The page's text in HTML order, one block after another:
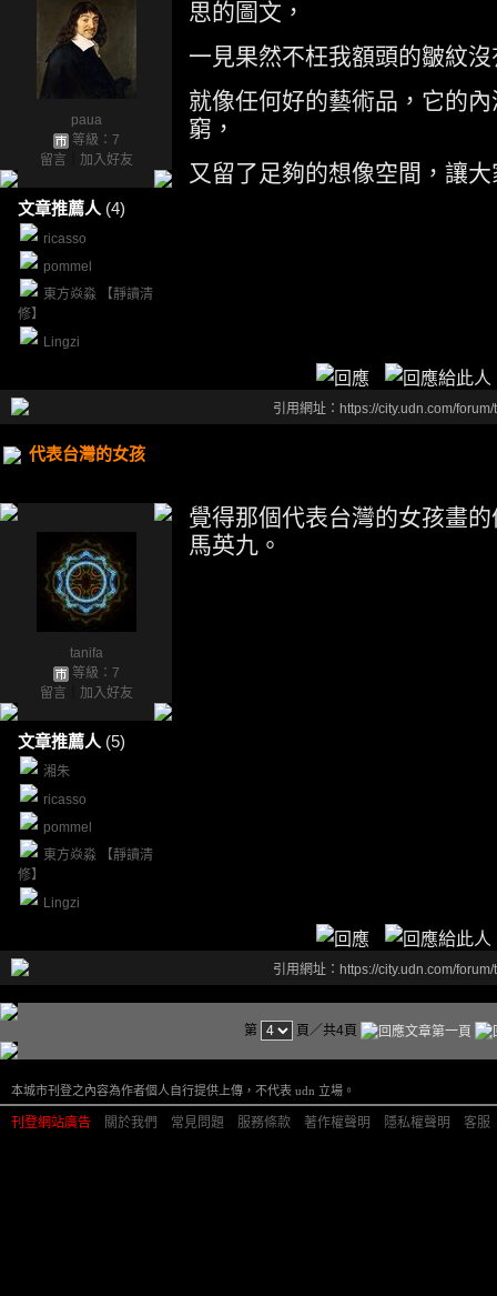
paua
等級：7
留言
加入好友
文章推薦人 (4)
ricasso
pommel
東方焱淼 【靜讀清
修】
Lingzi
思的圖文，
一見果然不枉我額頭的皺紋
就像任何好的藝術品，它的
窮，
又留了足夠的想像空間，讓
引用網址：https://city.udn.com/
代表台灣的女孩
tanifa
等級：7
留言
加入好友
文章推薦人 (5)
湘朱
ricasso
pommel
東方焱淼 【靜讀清
修】
Lingzi
覺得那個代表台灣的女孩畫
馬英九。
引用網址：https://city.udn.com/
第 頁／共4頁
本城市刊登之內容為作者個人自行提供上傳，不代表 udn 立場。
刊登網站廣告 關於我們 常見問題 服務條款 著作權聲明 隱私權聲明 客服